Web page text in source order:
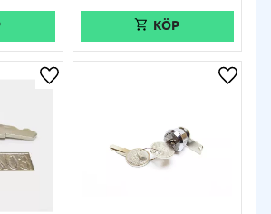
Lägg till i önskelista Lägg